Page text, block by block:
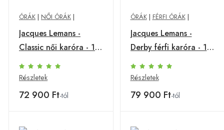
ÓRÁK | NŐI ÓRÁK |
Jacques Lemans -
Classic női karóra - 1-
2172L
Részletek
72 900 Ft-tól
ÓRÁK| FÉRFI ÓRÁK|
Jacques Lemans -
Derby férfi karóra - 1-
1945-1A
Részletek
79 900 Ft-tól